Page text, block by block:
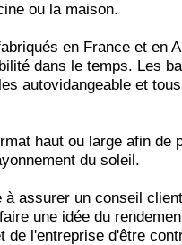
ou la maison.
en France et en
dans le temps. Les
autovidangeable et
haut ou large afin de
du soleil.
assurer un conseil
une idée du
de l'entreprise d'être